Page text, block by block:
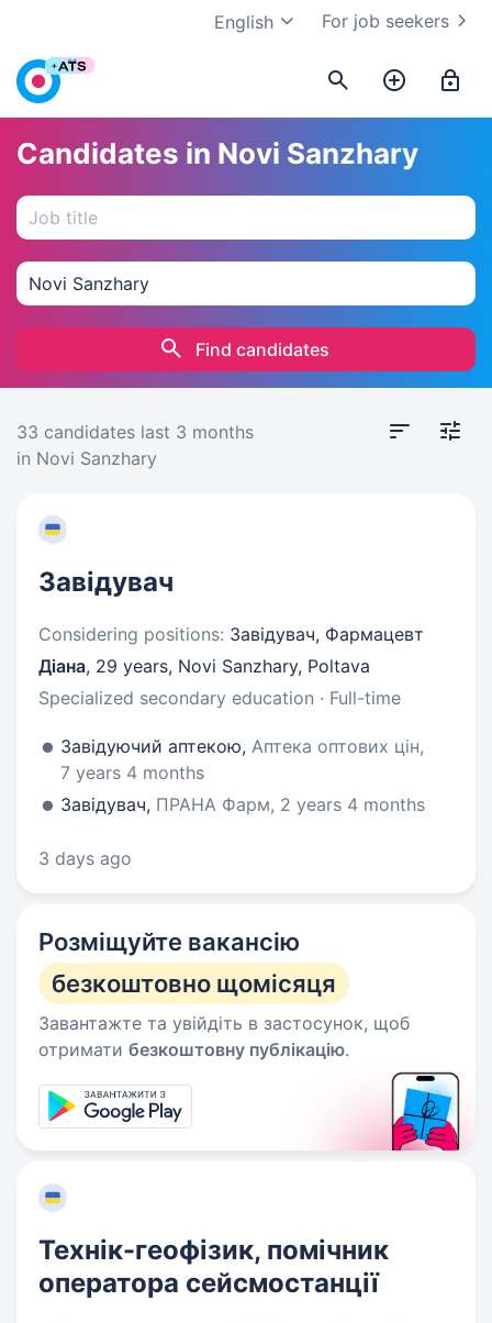
For job seekers
English
Candidates in Novi Sanzhary
Find candidates
33 candidates last 3 months
in Novi Sanzhary
Завідувач
Considering positions: Завідувач, Фармацевт
Діана, 29 years, Novi Sanzhary, Poltava
Specialized secondary education · Full-time
Завідуючий аптекою, Аптека оптових цін,
7 years 4 months
Завідувач, ПРАНА Фарм, 2 years 4 months
3 days ago
Розміщуйте вакансію
безкоштовно щомісяця
Завантажте та увійдіть в застосунок, щоб
отримати безкоштовну публікацію.
Технік-геофізик, помічник
оператора сейсмостанції